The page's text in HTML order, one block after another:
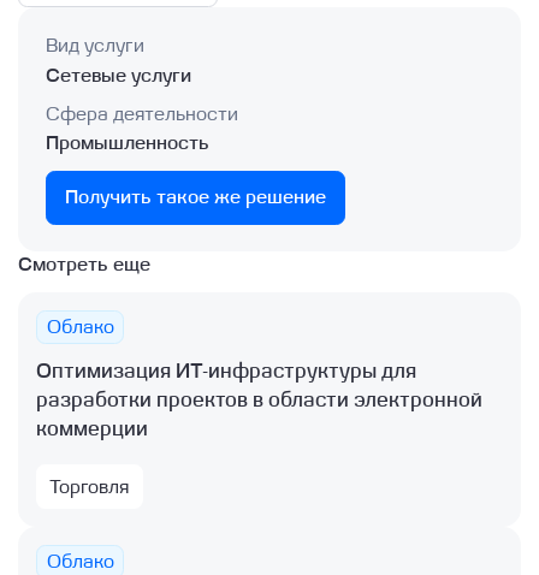
Вид услуги
Сетевые услуги
Сфера деятельности
Промышленность
Получить такое же решение
Смотреть еще
Облако
Оптимизация ИТ-инфраструктуры для
разработки проектов в области электронной
коммерции
Торговля
Облако